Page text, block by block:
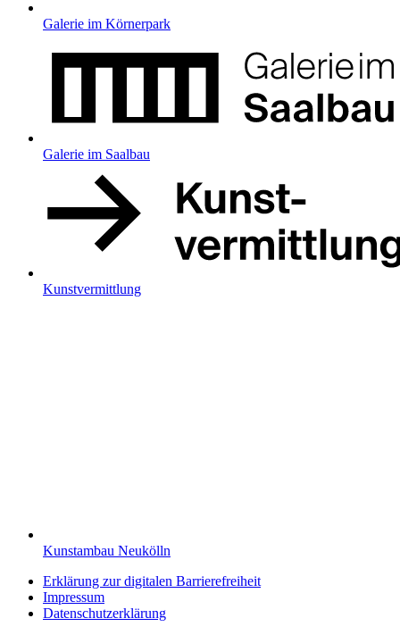
Galerie im Körnerpark
Galerie im Saalbau
Kunstvermittlung
Kunstambau Neukölln
Erklärung zur digitalen Barrierefreiheit
Impressum
Datenschutzerklärung